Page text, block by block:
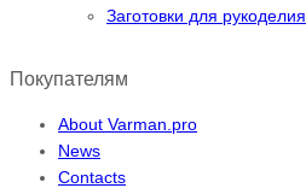
Заготовки для рукоделия
Покупателям
About Varman.pro
News
Contacts